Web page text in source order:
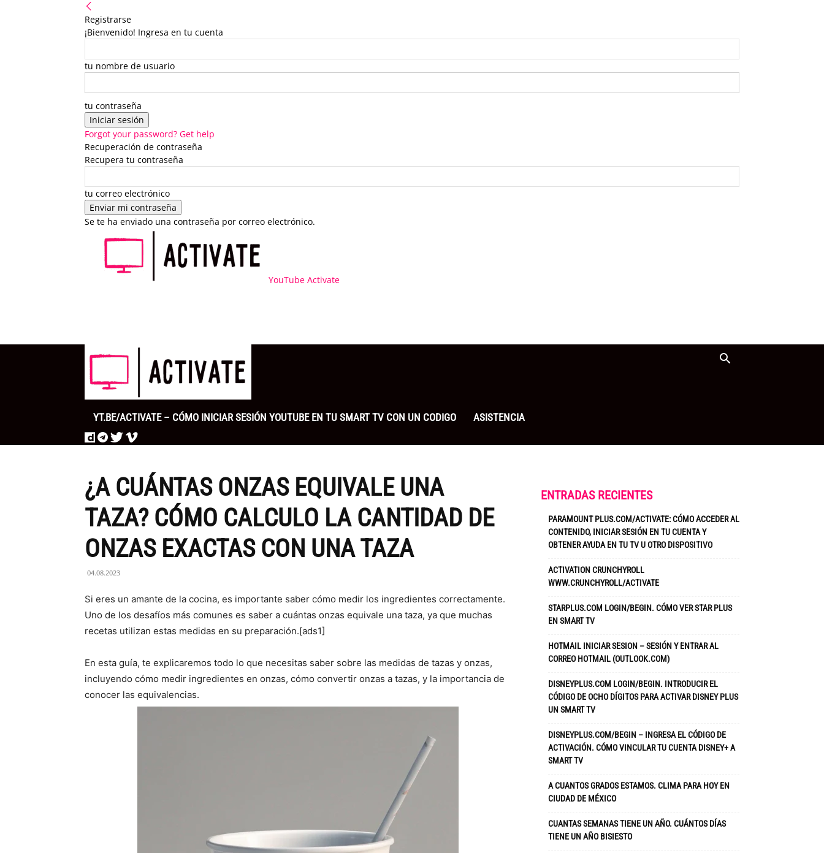
Registrarse
¡Bienvenido! Ingresa en tu cuenta
tu nombre de usuario
tu contraseña
Forgot your password? Get help
Recuperación de contraseña
Recupera tu contraseña
tu correo electrónico
Se te ha enviado una contraseña por correo electrónico.
YouTube Activate
YT.BE/ACTIVATE – CÓMO INICIAR SESIÓN YOUTUBE EN TU SMART TV CON UN CODIGO ASISTENCIA
¿A CUÁNTAS ONZAS EQUIVALE UNA
TAZA? CÓMO CALCULO LA CANTIDAD DE
ONZAS EXACTAS CON UNA TAZA
04.08.2023
Si eres un amante de la cocina, es importante saber cómo medir los ingredientes correctamente.
Uno de los desafíos más comunes es saber a cuántas onzas equivale una taza, ya que muchas
recetas utilizan estas medidas en su preparación.[ads1]
En esta guía, te explicaremos todo lo que necesitas saber sobre las medidas de tazas y onzas,
incluyendo cómo medir ingredientes en onzas, cómo convertir onzas a tazas, y la importancia de
conocer las equivalencias.
ENTRADAS RECIENTES
PARAMOUNT PLUS.COM/ACTIVATE: CÓMO ACCEDER AL
CONTENIDO, INICIAR SESIÓN EN TU CUENTA Y
OBTENER AYUDA EN TU TV U OTRO DISPOSITIVO
ACTIVATION CRUNCHYROLL
WWW.CRUNCHYROLL/ACTIVATE
STARPLUS.COM LOGIN/BEGIN. CÓMO VER STAR PLUS
EN SMART TV
HOTMAIL INICIAR SESION – SESIÓN Y ENTRAR AL
CORREO HOTMAIL (OUTLOOK.COM)
DISNEYPLUS.COM LOGIN/BEGIN. INTRODUCIR EL
CÓDIGO DE OCHO DÍGITOS PARA ACTIVAR DISNEY PLUS
UN SMART TV
DISNEYPLUS.COM/BEGIN – INGRESA EL CÓDIGO DE
ACTIVACIÓN. CÓMO VINCULAR TU CUENTA DISNEY+ A
SMART TV
A CUANTOS GRADOS ESTAMOS. CLIMA PARA HOY EN
CIUDAD DE MÉXICO
CUANTAS SEMANAS TIENE UN AÑO. CUÁNTOS DÍAS
TIENE UN AÑO BISIESTO